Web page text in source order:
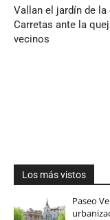
Vallan el jardín de la
Carretas ante la
vecinos
Los más vistos
Paseo